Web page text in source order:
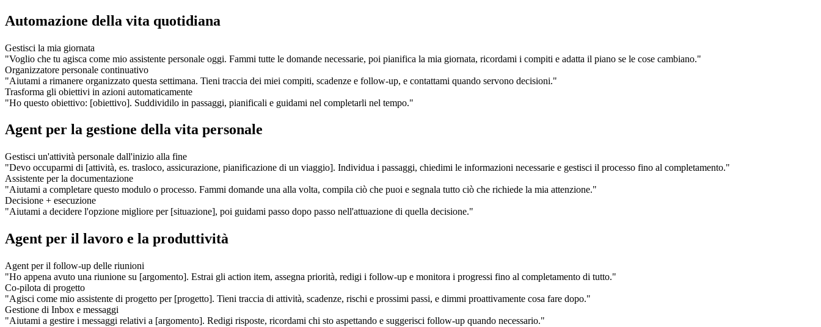
Automazione della vita quotidiana
Gestisci la mia giornata
"Voglio che tu agisca come mio assistente personale oggi. Fammi tutte le domande necessarie, poi pianifica la mia giornata, ricordami i compiti e adatta il piano se le cose cambiano."
Organizzatore personale continuativo
"Aiutami a rimanere organizzato questa settimana. Tieni traccia dei miei compiti, scadenze e follow-up, e contattami quando servono decisioni."
Trasforma gli obiettivi in azioni automaticamente
"Ho questo obiettivo: [obiettivo]. Suddividilo in passaggi, pianificali e guidami nel completarli nel tempo."
Agent per la gestione della vita personale
Gestisci un'attività personale dall'inizio alla fine
"Devo occuparmi di [attività, es. trasloco, assicurazione, pianificazione di un viaggio]. Individua i passaggi, chiedimi le informazioni necessarie e gestisci il processo fino al completamento."
Assistente per la documentazione
"Aiutami a completare questo modulo o processo. Fammi domande una alla volta, compila ciò che puoi e segnala tutto ciò che richiede la mia attenzione."
Decisione + esecuzione
"Aiutami a decidere l'opzione migliore per [situazione], poi guidami passo dopo passo nell'attuazione di quella decisione."
Agent per il lavoro e la produttività
Agent per il follow-up delle riunioni
"Ho appena avuto una riunione su [argomento]. Estrai gli action item, assegna priorità, redigi i follow-up e monitora i progressi fino al completamento di tutto."
Co-pilota di progetto
"Agisci come mio assistente di progetto per [progetto]. Tieni traccia di attività, scadenze, rischi e prossimi passi, e dimmi proattivamente cosa fare dopo."
Gestione di Inbox e messaggi
"Aiutami a gestire i messaggi relativi a [argomento]. Redigi risposte, ricordami chi sto aspettando e suggerisci follow-up quando necessario."